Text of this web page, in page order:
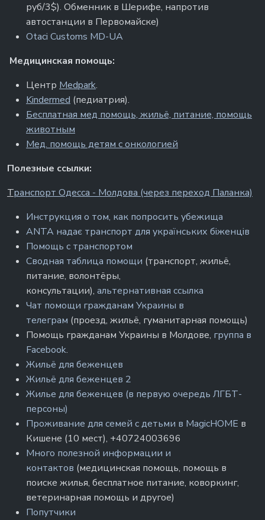
руб/3$). Обменник в Шерифе, напротив
автостанции в Первомайске)
Otaci Customs MD-UA
Медицинская помощь:
Центр Medpark.
Kindermed (педиатрия).
Бесплатная мед помощь, жильё, питание, помощь
животным
Мед. помощь детям с онкологией
Полезные ссылки:
Транспорт Одесса - Молдова (через переход Паланка)
Инструкция о том, как попросить убежища
ANTA надає транспорт для українських біженців
Помощь с транспортом
Сводная таблица помощи (транспорт, жильё,
питание, волонтёры,
консультации), альтернативная ссылка
Чат помощи гражданам Украины в
телеграм (проезд, жильё, гуманитарная помощь)
Помощь гражданам Украины в Молдове, группа в
Facebook.
Жильё для беженцев
Жильё для беженцев 2
Жилье для беженцев (в первую очередь ЛГБТ-
персоны)
Проживание для семей с детьми в MagicHOME в
Кишене (10 мест), +40724003696
Много полезной информации и
контактов (медицинская помощь, помощь в
поиске жилья, бесплатное питание, коворкинг,
ветеринарная помощь и другое)
Попутчики